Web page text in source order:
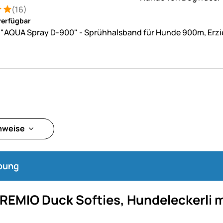
5 von 5 (16 Bewertungen)
(16)
Spray D-900" - Sprühhalsband für Hunde 900m,
Duck Softies, Hundeleckerli